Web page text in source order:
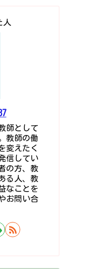
人
師として
教師の働
変えたく
信してい
の方、教
る人、教
なことを
お問い合